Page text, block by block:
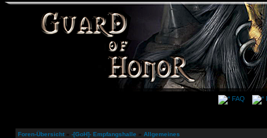
FAQ
Foren-Übersicht » -[GoH]- Empfangshalle » Allgemeines